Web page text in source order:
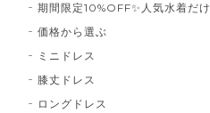
期間限定10%OFF✨人気水着だけ
価格から選ぶ
ミニドレス
膝丈ドレス
ロングドレス